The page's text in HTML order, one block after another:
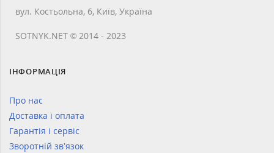
вул. Костьольна, 6, Київ, Україна
SOTNYK.NET © 2014 - 2023
ІНФОРМАЦІЯ
Про нас
Доставка і оплата
Гарантія і сервіс
Зворотній зв’язок